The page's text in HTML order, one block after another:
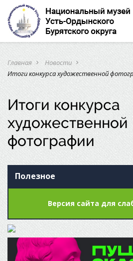
Главная navigate_next Новости navigate_next
Итоги конкурса художественной
Итоги конкурса
художественной
фотографии
Полезное
Версия сайта для